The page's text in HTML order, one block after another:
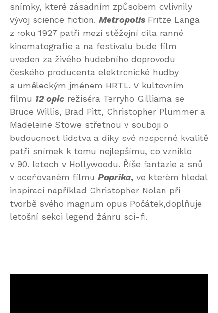
snímky, které zásadním způsobem ovlivnily
vývoj science fiction. Metropolis Fritze Langa
z roku 1927 patří mezi stěžejní díla ranné
kinematografie a na festivalu bude film
uveden za živého hudebního doprovodu
českého producenta elektronické hudby
s uměleckým jménem HRTL. V kultovním
filmu 12 opic režiséra Terryho Gilliama se
Bruce Willis, Brad Pitt, Christopher Plummer a
Madeleine Stowe střetnou v souboji o
budoucnost lidstva a díky své nesporné kvalitě
patří snímek k tomu nejlepšímu, co vzniklo
v 90. letech v Hollywoodu. Říše fantazie a snů
v oceňovaném filmu Paprika, ve kterém hledal
inspiraci například Christopher Nolan při
tvorbě svého magnum opus Počátek,doplňuje
letošní sekci legend žánru sci-fi.